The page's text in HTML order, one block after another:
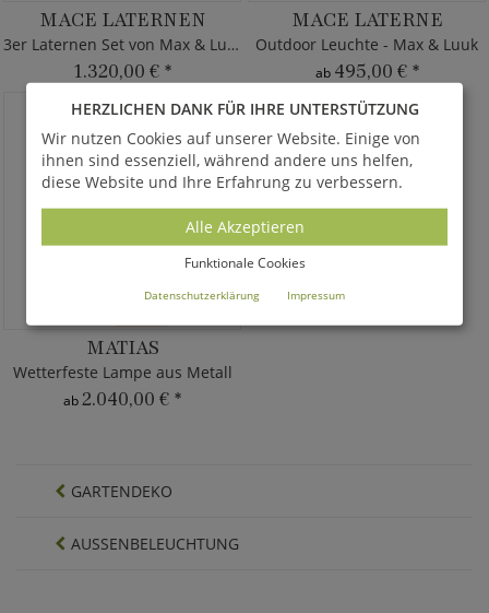
MACE LATERNEN
3er Laternen Set von Max & Luuk
1.320,00 € *
MACE LATERNE
Outdoor Leuchte - Max & Luuk
ab 495,00 € *
MATIAS
Wetterfeste Lampe aus Metall
ab2.040,00 € *
GARTENDEKO
AUSSENBELEUCHTUNG
HERZLICHEN DANK FÜR IHRE UNTERSTÜTZUNG
Wir nutzen Cookies auf unserer Website. Einige von
ihnen sind essenziell, während andere uns helfen,
diese Website und Ihre Erfahrung zu verbessern.
Alle Akzeptieren
Funktionale Cookies
Datenschutzerklärung Impressum